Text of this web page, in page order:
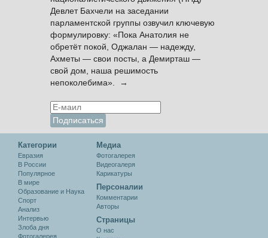
Девлет Бахчели на заседании
парламентской группы озвучил ключевую
формулировку: «Пока Анатолия не
обретёт покой, Оджалан — надежду,
Ахметы — свои посты, а Демирташ —
свой дом, наша решимость
непоколебима». →
Категории
Евразия
В России
Популярное
В мире
Образование и Наука
Спорт
Анализ
Интервью
Злоба дня
Фотогалерея
Медиа
Фотогалерея
Видеогалеря
Карикатуры
Персоналии
Комментарии
Авторы
Cтраницы
О нас